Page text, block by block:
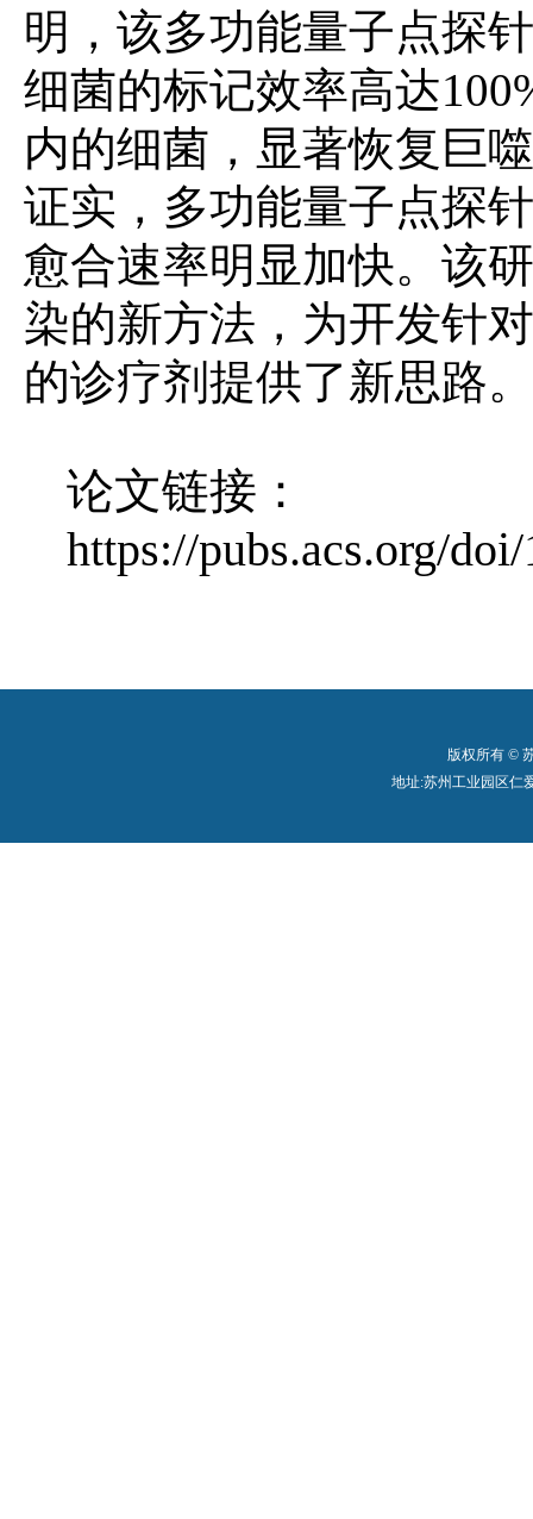
明，该多功能量子点探
细菌的标记效率高达
内的细菌，显著恢复巨
证实，多功能量子点探
愈合速率明显加快。该
染的新方法，为开发针
的诊疗剂提供了新思路。
论文链接：
https://pubs.acs.org/
版权所有 ©
地址:苏州工业园区仁